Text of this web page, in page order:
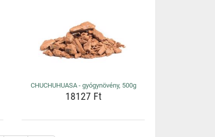
CHUCHUHUASA - gyógynövény, 500g
18127 Ft